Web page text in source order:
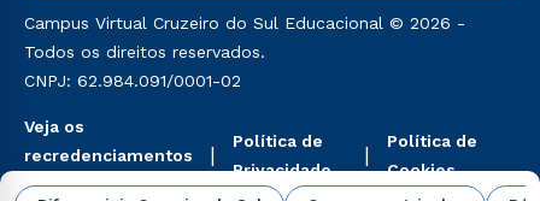
mencionadas são referentes aos cursos: Ensino
Religioso, Geografia para a Docência e Metodologia
do Ensino de História: Questões Atuais.
Campus Virtual Cruzeiro do Sul Educacional © 2026 -
Todos os direitos reservados.
CNPJ: 62.984.091/0001-02
Veja os
recredenciamentos
aqui
Política de
Privacidade
Política de
Cookies